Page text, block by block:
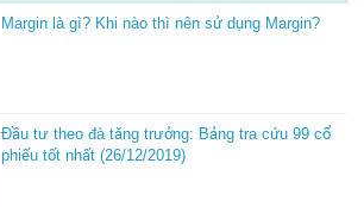
Margin là gì? Khi nào thì nên sử dụng Margin?
Đầu tư theo đà tăng trưởng: Bảng tra cứu 99 cổ
phiếu tốt nhất (26/12/2019)